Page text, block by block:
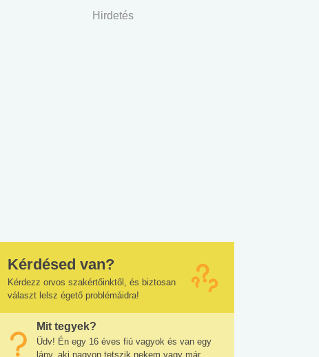
Hirdetés
Kérdésed van?
Kérdezz orvos szakértőinktől, és biztosan
választ lelsz égető problémáidra!
Mit tegyek?
Üdv! Én egy 16 éves fiú vagyok és van egy
lány, aki nagyon tetszik nekem vagy már